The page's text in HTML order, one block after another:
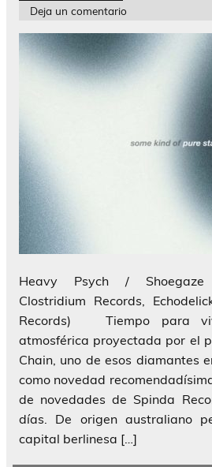
Deja un comentario
Heavy Psych / Shoegaze
Clostridium Records,
Records) Tiempo para
atmosférica proyectada por el
Chain, uno de esos diamantes
como novedad
de novedades de Spinda
días. De origen australiano
capital berlinesa […]